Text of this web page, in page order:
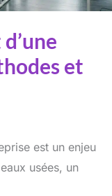
et
est un enjeu
usées, un